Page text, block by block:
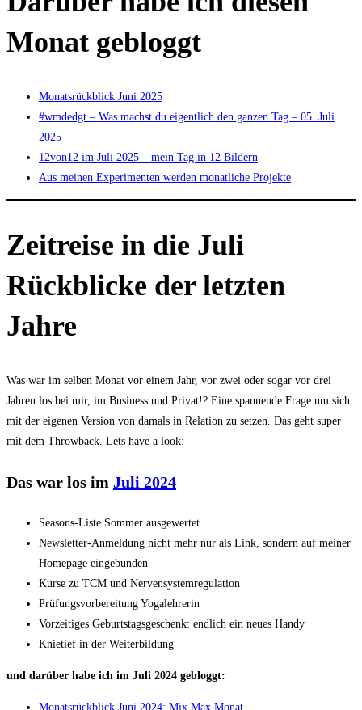
Monat gebloggt
Monatsrückblick Juni 2025
#wmdedgt – Was machst du eigentlich den ganzen Tag – 05. Juli
2025
12von12 im Juli 2025 – mein Tag in 12 Bildern
Aus meinen Experimenten werden monatliche Projekte
Zeitreise in die Juli
Rückblicke der letzten
Jahre
Was war im selben Monat vor einem Jahr, vor zwei oder sogar vor drei
Jahren los bei mir, im Business und Privat!? Eine spannende Frage um sich
mit der eigenen Version von damals in Relation zu setzen. Das geht super
mit dem Throwback. Lets have a look:
Das war los im Juli 2024
Seasons-Liste Sommer ausgewertet
Newsletter-Anmeldung nicht mehr nur als Link, sondern auf meiner
Homepage eingebunden
Kurse zu TCM und Nervensystemregulation
Prüfungsvorbereitung Yogalehrerin
Vorzeitiges Geburtstagsgeschenk: endlich ein neues Handy
Knietief in der Weiterbildung
und darüber habe ich im Juli 2024 gebloggt:
Monatsrückblick Juni 2024: Mix Max Monat